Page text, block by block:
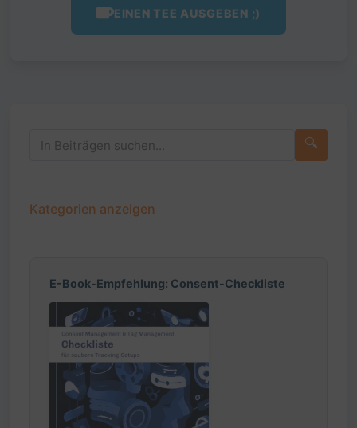
🔍
Kategorien anzeigen
E-Book-Empfehlung: Consent-Checkliste
EINEN TEE AUSGEBEN ;)